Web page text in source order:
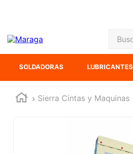
Buscar
SOLDADORAS LUBRICANTES
Sierra Cintas y Maquinas